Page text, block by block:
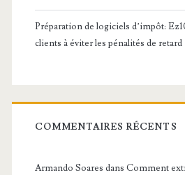
Préparation de logiciels d’impôt:
clients à éviter les pénalités de retard
COMMENTAIRES RÉCENTS
Armando Soares dans Comment